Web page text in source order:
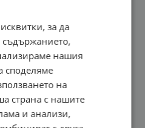
съдържа:
стеарат, изкуствени
консерванти
mg).
за да
нашия
споделяме
на
страна с нашите
и анализи,